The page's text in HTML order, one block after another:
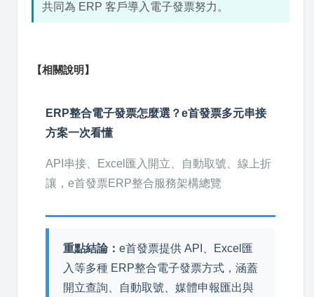
共同為 ERP 客戶導入電子發票努力。
【相關說明】
ERP整合電子發票怎麼選？e首發票多元串接
方案一次看懂
API串接、Excel匯入開立、自動取號、線上折
讓，e首發票ERP整合服務架構總覽
重點結論： e首發票提供 API、Excel匯
入等多種 ERP整合電子發票方式，涵蓋
開立查詢、自動取號、媒體申報匯出與